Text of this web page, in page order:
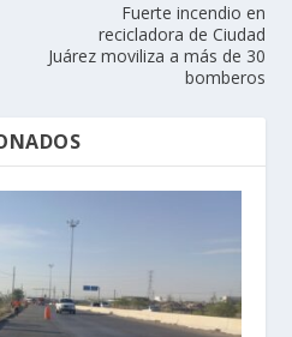
Fuerte incendio en
recicladora de Ciudad
Juárez moviliza a más de 30
bomberos